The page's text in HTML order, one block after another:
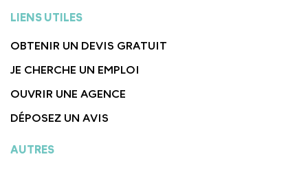
LIENS UTILES
OBTENIR UN DEVIS GRATUIT
JE CHERCHE UN EMPLOI
OUVRIR UNE AGENCE
DÉPOSEZ UN AVIS
AUTRES